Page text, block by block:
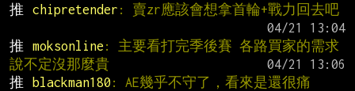
推
chipretender : 賣zr應該會想拿首輪+戰力回去吧
推
moksonline : 主要看打完季後賽 各路買家的需求
說不定沒那麼貴
推
blackman180 : AE幾乎不守了，看來是還很痛